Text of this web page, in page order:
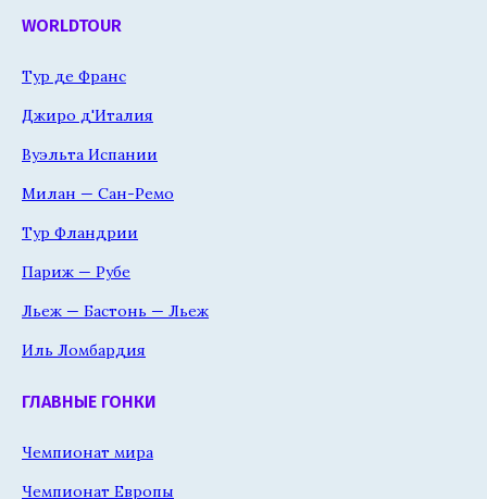
WORLDTOUR
Тур де Франс
Джиро д'Италия
Вуэльта Испании
Милан — Сан-Ремо
Тур Фландрии
Париж — Рубе
Льеж — Бастонь — Льеж
Иль Ломбардия
ГЛАВНЫЕ ГОНКИ
Чемпионат мира
Чемпионат Европы